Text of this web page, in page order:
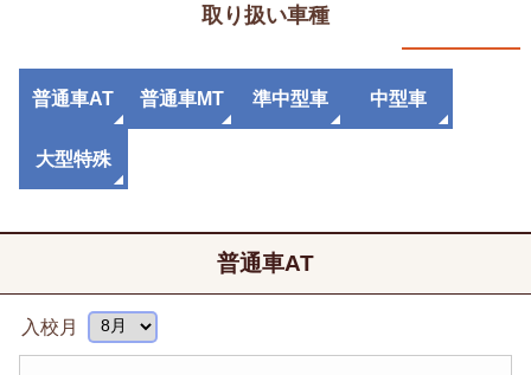
取り扱い車種
普通車AT 普通車MT 準中型車 中型車
大型特殊
普通車AT
入校月